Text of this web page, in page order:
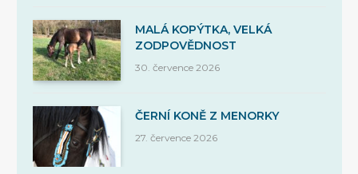
MALÁ KOPÝTKA, VELKÁ
ZODPOVĚDNOST
30. července 2026
ČERNÍ KONĚ Z MENORKY
27. července 2026